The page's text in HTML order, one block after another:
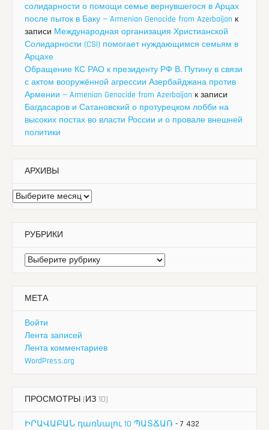
солидарности о помощи семье вернувшегося в Арцах
после пыток в Баку — Armenian Genocide from Azerbaijan к
записи Международная организация Христианской
Солидарности (CSI) помогает нуждающимся семьям в
Арцахе
Обращение КС РАО к президенту РФ В. Путину в связи
с актом вооружённой агрессии Азербайджана против
Армении — Armenian Genocide from Azerbaijan к записи
Багдасаров и Сатановский о протурецком лобби на
высоких постах во власти России и о провале внешней
политики
АРХИВЫ
Архивы
РУБРИКИ
Рубрики
МЕТА
Войти
Лента записей
Лента комментариев
WordPress.org
ПРОСМОТРЫ (ИЗ 10)
ԻՐԱՎԱԲԱՆ դառնալու 10 ՊԱՏՃԱՌ - 7 432